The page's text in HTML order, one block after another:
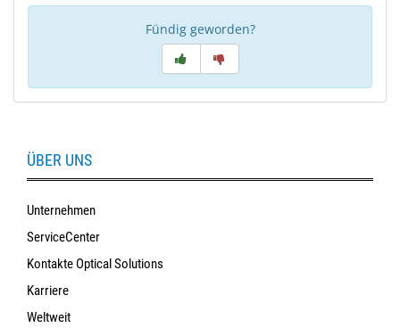
Fündig geworden?
ÜBER UNS
Unternehmen
ServiceCenter
Kontakte Optical Solutions
Karriere
Weltweit